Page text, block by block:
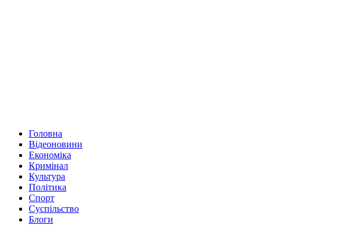
Головна
Відеоновини
Економіка
Кримінал
Культура
Політика
Спорт
Суспільство
Блоги